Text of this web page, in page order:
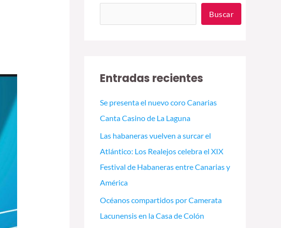
Buscar
Entradas recientes
Se presenta el nuevo coro Canarias
Canta Casino de La Laguna
Las habaneras vuelven a surcar el
Atlántico: Los Realejos celebra el XIX
Festival de Habaneras entre Canarias y
América
Océanos compartidos por Camerata
Lacunensis en la Casa de Colón